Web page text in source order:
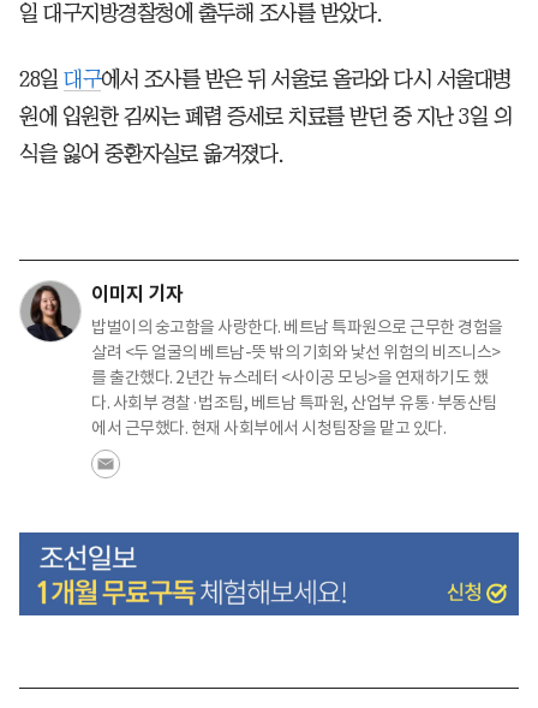
일 대구지방경찰청에 출두해 조사를 받았다.
28일 대구에서 조사를 받은 뒤 서울로 올라와 다시 서울대병
원에 입원한 김씨는 폐렴 증세로 치료를 받던 중 지난 3일 의
식을 잃어 중환자실로 옮겨졌다.
이미지 기자
밥벌이의 숭고함을 사랑한다. 베트남 특파원으로 근무한 경험을
살려 <두 얼굴의 베트남-뜻 밖의 기회와 낯선 위험의 비즈니스>
를 출간했다. 2년간 뉴스레터 <사이공 모닝>을 연재하기도 했
다. 사회부 경찰·법조팀, 베트남 특파원, 산업부 유통·부동산팀
에서 근무했다. 현재 사회부에서 시청팀장을 맡고 있다.